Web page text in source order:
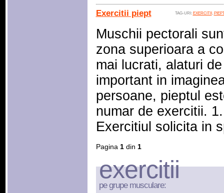
Exercitii piept TAG-URI: EXERCITII , PIEPT
Muschii pectorali
zona superioara a
mai lucrati, alaturi
important in
persoane, pieptul
numar de exercitii.
Exercitiul solicita in
Pagina 1din 1
exercitii
pe grupe musculare: